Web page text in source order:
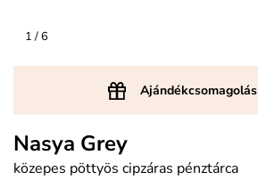
1/ 6
Ajándékcsomagolás
Nasya Grey
közepes pöttyös cipzáras pénztárca